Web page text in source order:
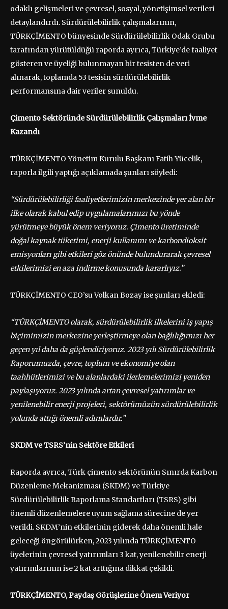
odaklı gelişmeleri ve çevresel, sosyal, yönetişimsel verileri
detaylandırdı. Sürdürülebilirlik çalışmalarının,
TÜRKÇİMENTO bünyesinde Sürdürülebilirlik Odak Grubu
tarafından yürütüldüğü raporda ayrıca, Türkiye’de faaliyet
gösteren ve üyeliği bulunmayan bir tesisten de veri
alınarak, toplamda 53 tesisin sürdürülebilirlik
performansına dair veriler sunuldu.
Çimento Sektöründe Sürdürülebilirlik Çalışmaları İvme
Kazandı
TÜRKÇİMENTO Yönetim Kurulu Başkanı Fatih Yücelik,
raporla ilgili yaptığı açıklamada şunları söyledi:
“Sürdürülebilirliği faaliyetlerimizin merkezinde yer alan bir
ilke olarak kabul edip uygulamalarımızı bu yönde
yürütmeye büyük önem veriyoruz. Çimento üretiminde
doğal kaynak tüketimi, enerji kullanımı ve karbondioksit
emisyonları gibi etkileri göz önünde bulundurarak çevresel
etkilerimizi en aza indirme konusunda kararlıyız.”
TÜRKÇİMENTO CEO’su Volkan Bozay ise şunları ekledi:
“TÜRKÇİMENTO olarak, sürdürülebilirlik ilkelerini iş yapış
biçimimizin merkezine yerleştirmeye olan bağlılığımızı her
geçen yıl daha da güçlendiriyoruz. 2023 yılı Sürdürülebilirlik
Raporumuzda, çevre, toplum ve ekonomiye olan
taahhütlerimizi ve bu alanlardaki ilerlemelerimizi yeniden
paylaşıyoruz. 2023 yılında artan çevresel yatırımlar ve
yenilenebilir enerji projeleri, sektörümüzün sürdürülebilirlik
yolunda attığı önemli adımlardır.”
SKDM ve TSRS’nin Sektöre Etkileri
Raporda ayrıca, Türk çimento sektörünün Sınırda Karbon
Düzenleme Mekanizması (SKDM) ve Türkiye
Sürdürülebilirlik Raporlama Standartları (TSRS) gibi
önemli düzenlemelere uyum sağlama sürecine de yer
verildi. SKDM’nin etkilerinin giderek daha önemli hale
geleceği öngörülürken, 2023 yılında TÜRKÇİMENTO
üyelerinin çevresel yatırımları 3 kat, yenilenebilir enerji
yatırımlarının ise 2 kat arttığına dikkat çekildi.
TÜRKÇİMENTO, Paydaş Görüşlerine Önem Veriyor